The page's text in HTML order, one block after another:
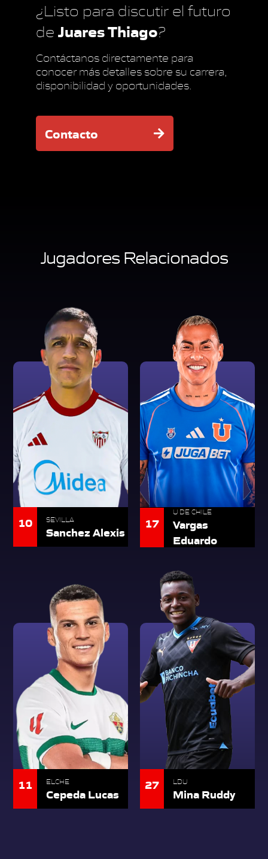
¿Listo para discutir el futuro
de Juares Thiago?
Contáctanos directamente para
conocer más detalles sobre su carrera,
disponibilidad y oportunidades.
Contacto
Jugadores Relacionados
10 SEVILLA
Sanchez Alexis
17
U DE CHILE
Vargas
Eduardo
11 ELCHE
Cepeda Lucas
27 LDU
Mina Ruddy